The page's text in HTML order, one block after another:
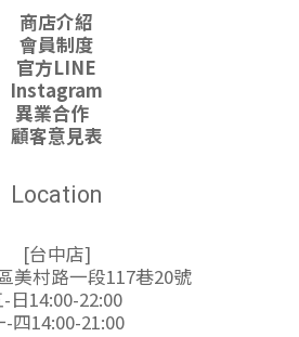
商店介紹
會員制度
官方LINE
Instagram
異業合作
顧客意見表
Location
[台中店]
美村路一段117巷20號
-日14:00-22:00
-四14:00-21:00